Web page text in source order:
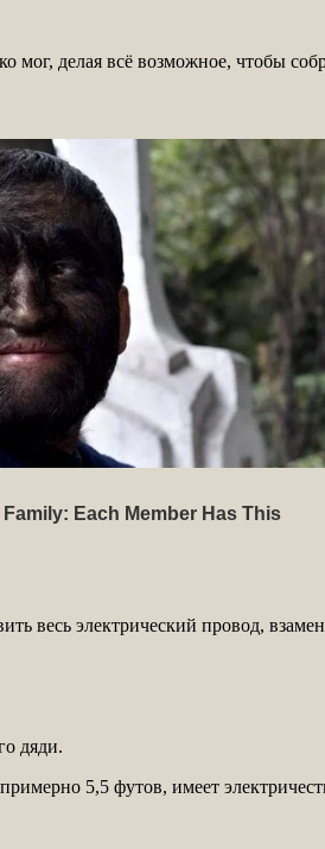
мог, делая всё возможное, чтобы
весь электрический провод,
дяди.
5,5 футов, имеет